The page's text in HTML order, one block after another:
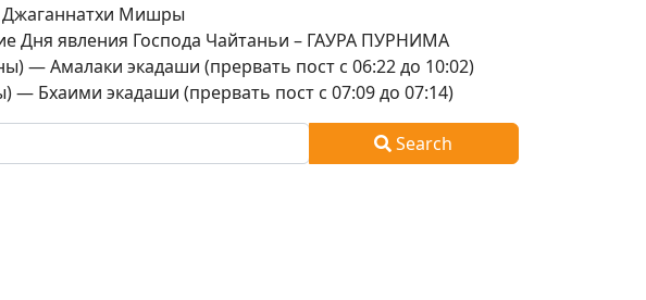
Джаганнатхи Мишры
Дня явления Господа Чайтаньи – ГАУРА ПУРНИМА
— Амалаки экадаши (прервать пост с 06:22 до 10:02)
— Бхаими экадаши (прервать пост с 07:09 до 07:14)
Search